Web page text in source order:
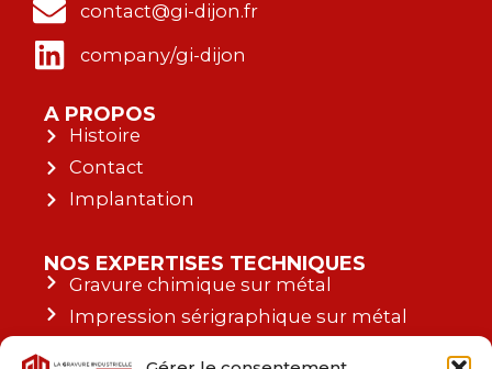
contact@gi-dijon.fr
company/gi-dijon
A PROPOS
Histoire
Contact
Implantation
NOS EXPERTISES TECHNIQUES
Gravure chimique sur métal
Impression sérigraphique sur métal